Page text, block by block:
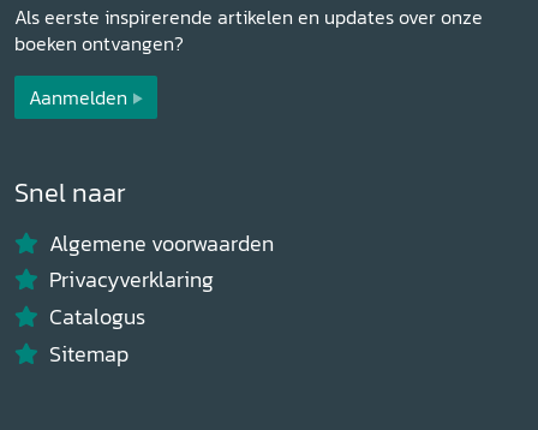
Als eerste inspirerende artikelen en updates over onze
boeken ontvangen?
Aanmelden
Snel naar
Algemene voorwaarden
Privacyverklaring
Catalogus
Sitemap